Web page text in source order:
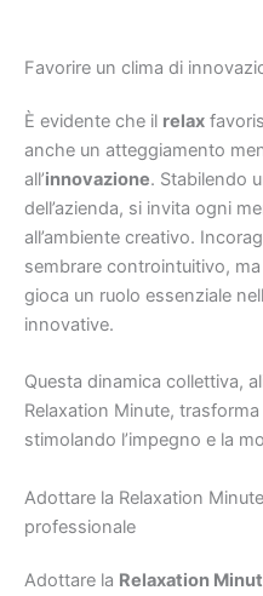
Favorire un clima di
È evidente che il relax
anche un atteggiamento
all’innovazione. Stabilendo
dell’azienda, si invita ogni
all’ambiente creativo.
sembrare controintuitivo,
gioca un ruolo essenziale
innovative.
Questa dinamica collettiva,
Relaxation Minute,
stimolando l’impegno e la
Adottare la Relaxation
professionale
Adottare la Relaxation